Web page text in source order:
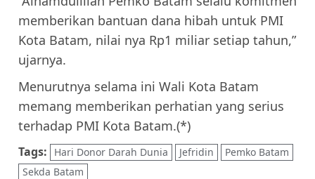
memberikan bantuan dana hibah untuk PMI
Kota Batam, nilai nya Rp1 miliar setiap tahun,”
ujarnya.
Menurutnya selama ini Wali Kota Batam
memang memberikan perhatian yang serius
terhadap PMI Kota Batam.(*)
Tags: Hari Donor Darah Dunia Jefridin
Pemko Batam
Sekda Batam